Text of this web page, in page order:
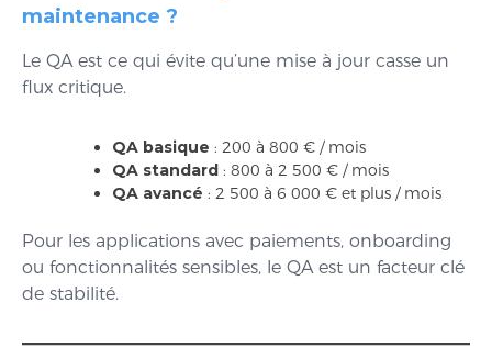
maintenance ?
Le QA est ce qui évite qu’une mise à jour casse un
flux critique.
QA basique : 200 à 800 € / mois
QA standard : 800 à 2 500 € / mois
QA avancé : 2 500 à 6 000 € et plus / mois
Pour les applications avec paiements, onboarding
ou fonctionnalités sensibles, le QA est un facteur clé
de stabilité.